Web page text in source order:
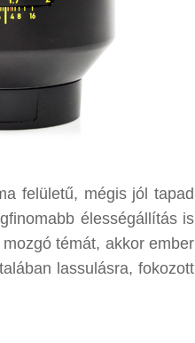
felületű, mégis jól tapad
élességállítás is
témát, akkor ember
lassulásra, fokozott